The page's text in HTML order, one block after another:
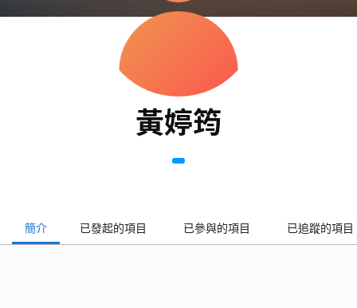
黃婷筠
簡介 已發起的項目 已參與的項目 已追蹤的項目